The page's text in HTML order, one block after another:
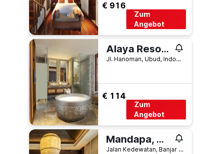
€ 916
Zum
Angebot
Alaya Resort Ubud
Jl. Hanoman, Ubud, Indonesien
€ 114
Zum
Angebot
Mandapa, A Ritz-Carlton Reserve
Jalan Kedewatan, Banjar Kedewatan, Ubud, Indonesien